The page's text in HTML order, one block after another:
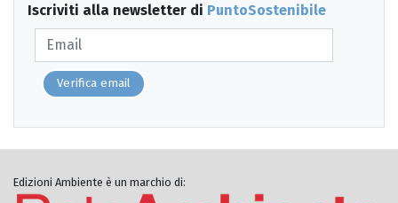
Iscriviti alla newsletter di PuntoSostenibile
Verifica email
Edizioni Ambiente è un marchio di: